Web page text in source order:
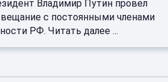
Владимир Путин провел
с постоянными членами
РФ. Читать далее ...